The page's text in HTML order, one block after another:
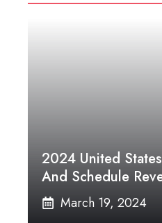
2024 United
And Schedule
March 19, 2024